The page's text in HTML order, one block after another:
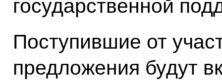
государственной
Поступившие от
предложения будут